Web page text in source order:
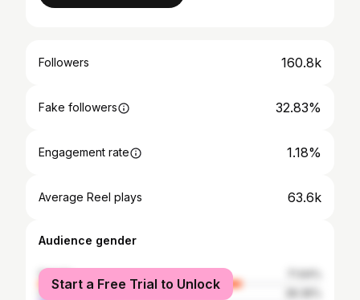
Followers 160.8k
Fake followers 32.83%
Engagement rate 1.18%
Average Reel plays 63.6k
Audience gender
female
male
Start a Free Trial to Unlock